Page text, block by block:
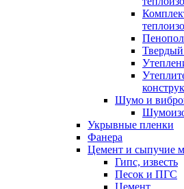
Твердый
Шумо и
Укрывные пленки
Фанера
Цемент и сыпучие
Гипс, известь
Песок и ПГС
Цемент